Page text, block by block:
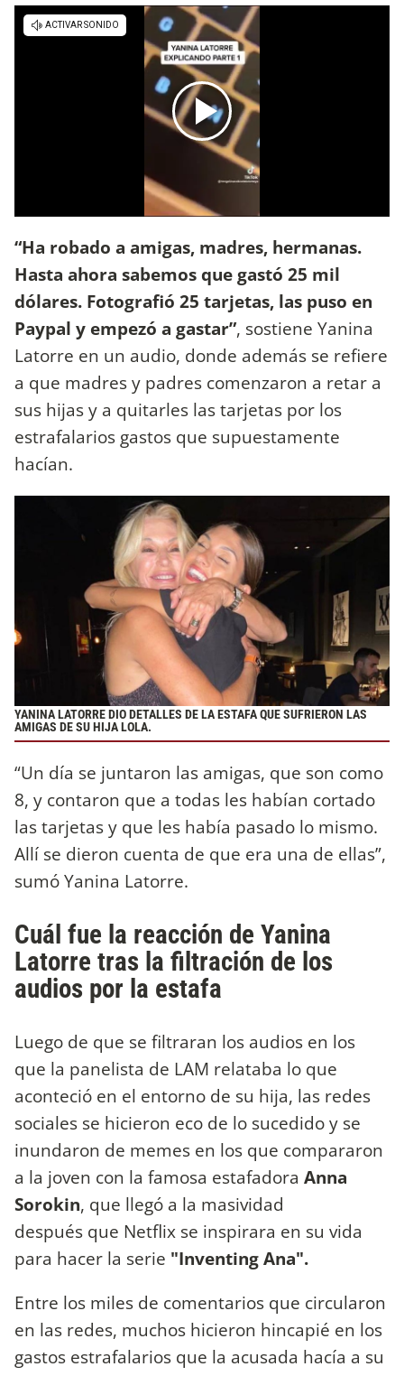
“Ha robado a amigas, madres, hermanas.
Hasta ahora sabemos que gastó 25 mil
dólares. Fotografió 25 tarjetas, las puso en
Paypal y empezó a gastar”, sostiene Yanina
Latorre en un audio, donde además se refiere
a que madres y padres comenzaron a retar a
sus hijas y a quitarles las tarjetas por los
estrafalarios gastos que supuestamente
hacían.
YANINA LATORRE DIO DETALLES DE LA ESTAFA QUE SUFRIERON LAS
AMIGAS DE SU HIJA LOLA.
“Un día se juntaron las amigas, que son como
8, y contaron que a todas les habían cortado
las tarjetas y que les había pasado lo mismo.
Allí se dieron cuenta de que era una de ellas”,
sumó Yanina Latorre.
Cuál fue la reacción de Yanina
Latorre tras la filtración de los
audios por la estafa
Luego de que se filtraran los audios en los
que la panelista de LAM relataba lo que
aconteció en el entorno de su hija, las redes
sociales se hicieron eco de lo sucedido y se
inundaron de memes en los que compararon
a la joven con la famosa estafadora Anna
Sorokin, que llegó a la masividad
después que Netflix se inspirara en su vida
para hacer la serie "Inventing Ana".
Entre los miles de comentarios que circularon
en las redes, muchos hicieron hincapié en los
gastos estrafalarios que la acusada hacía a su